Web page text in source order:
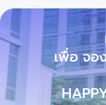
เพื่อ จอ